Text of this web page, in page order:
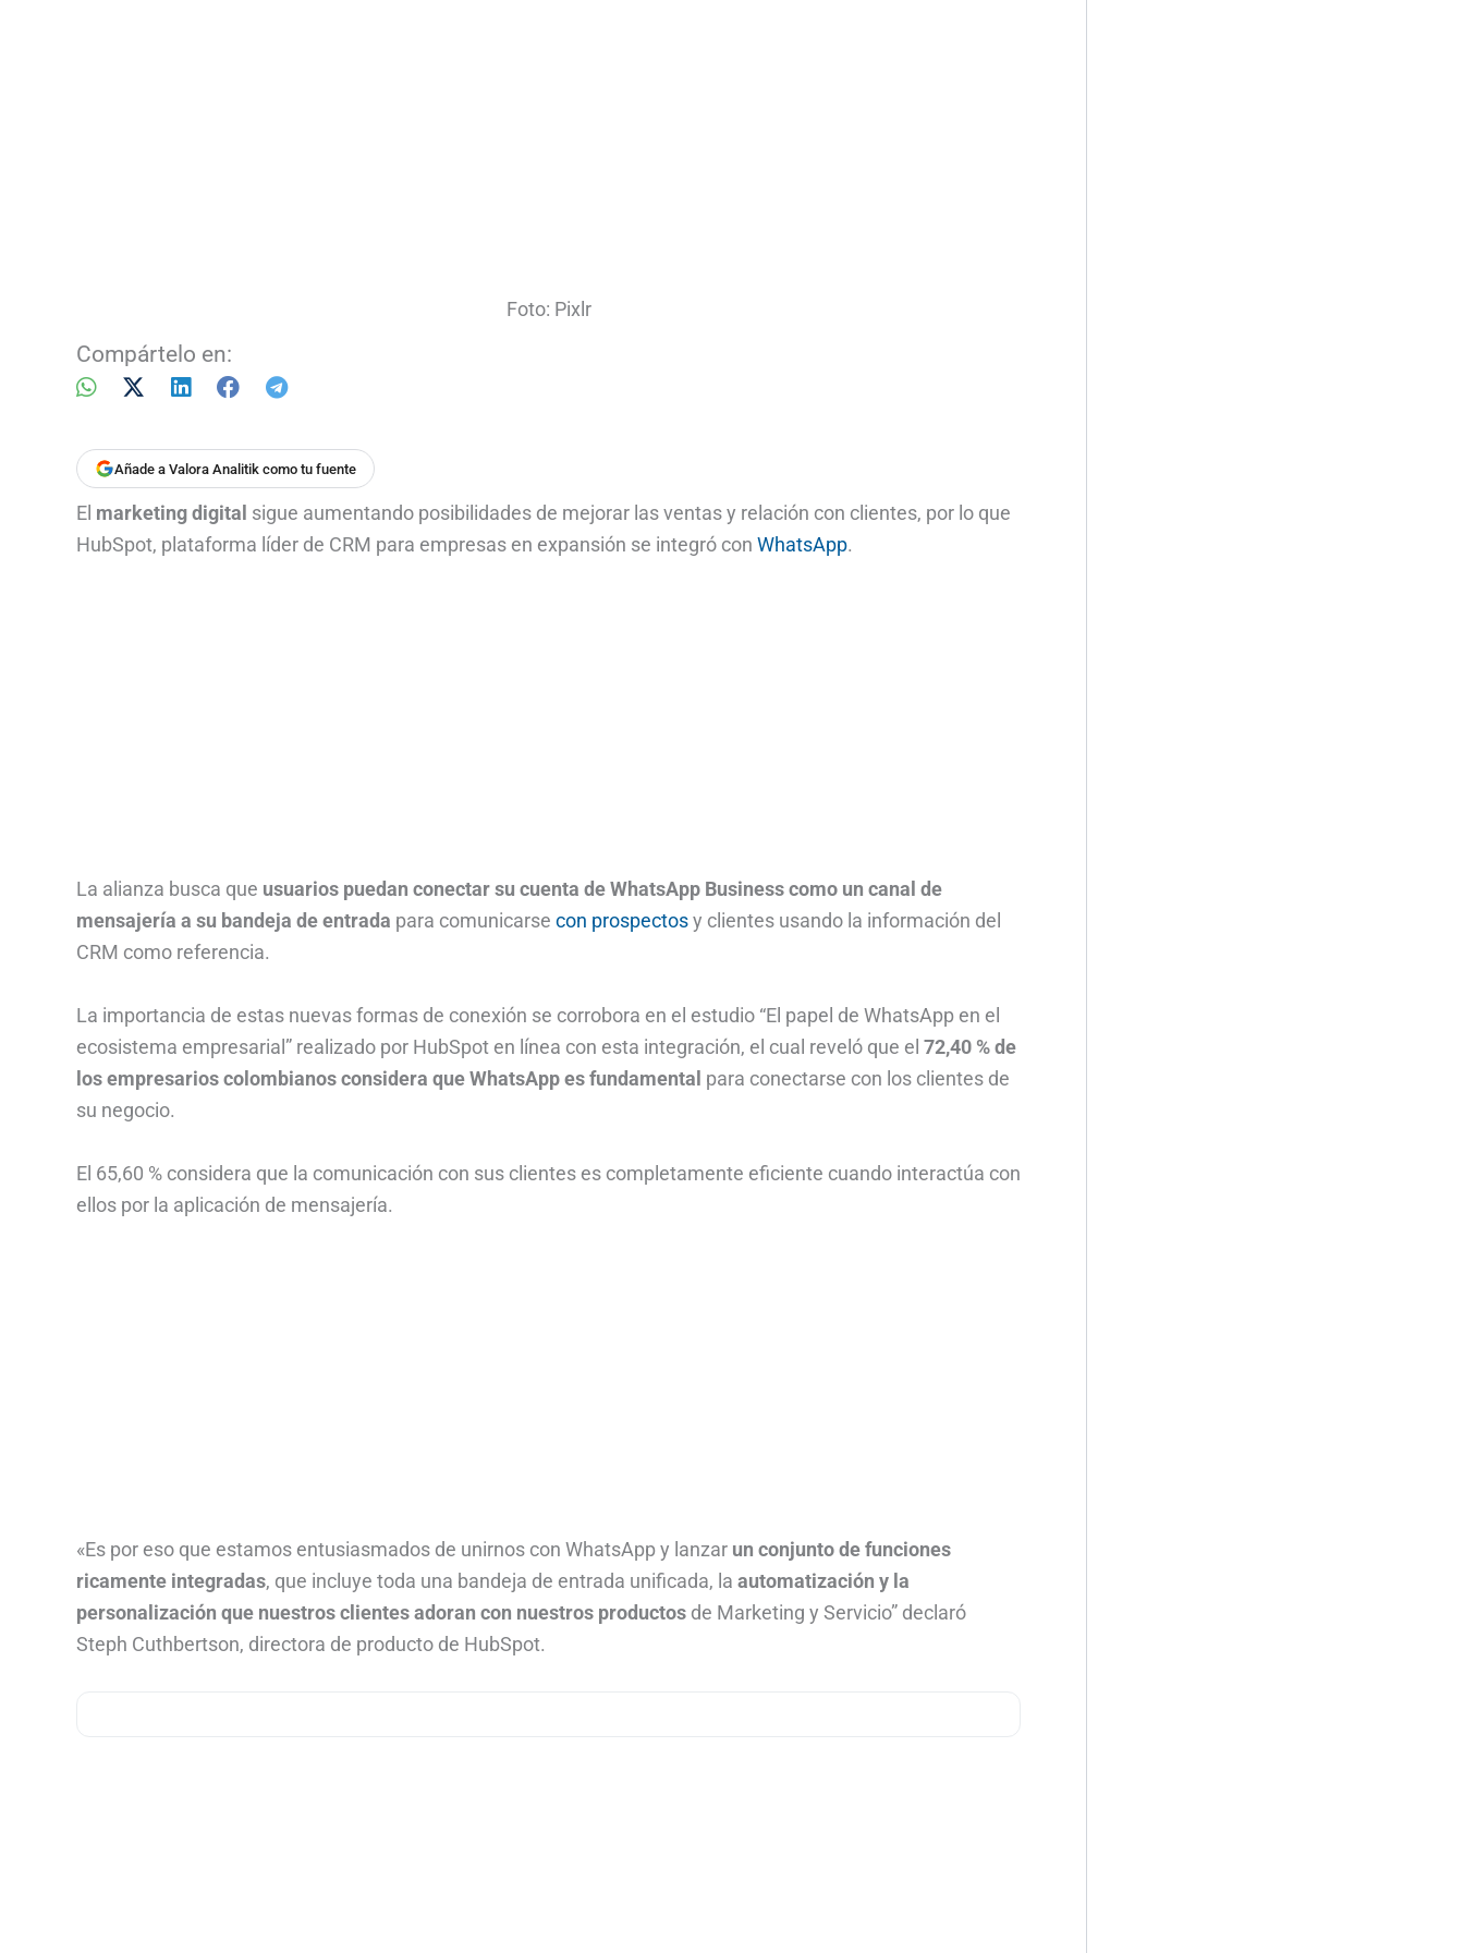
Foto: Pixlr
Compártelo en:
Añade a Valora Analitik como tu fuente
El marketing digital sigue aumentando posibilidades de mejorar las ventas y relación con clientes, por lo que
HubSpot, plataforma líder de CRM para empresas en expansión se integró con WhatsApp.
La alianza busca que usuarios puedan conectar su cuenta de WhatsApp Business como un canal de
mensajería a su bandeja de entrada para comunicarse con prospectosy clientes usando la información del
CRM como referencia.
La importancia de estas nuevas formas de conexión se corrobora en el estudio “El papel de WhatsApp en el
ecosistema empresarial” realizado por HubSpot en línea con esta integración, el cual reveló que el 72,40 % de
los empresarios colombianos considera que WhatsApp es fundamental para conectarse con los clientes de
su negocio.
El 65,60 % considera que la comunicación con sus clientes es completamente eficiente cuando interactúa con
ellos por la aplicación de mensajería.
«Es por eso que estamos entusiasmados de unirnos con WhatsApp y lanzar un conjunto de funciones
ricamente integradas, que incluye toda una bandeja de entrada unificada, la automatización y la
personalización que nuestros clientes adoran con nuestros productos de Marketing y Servicio” declaró
Steph Cuthbertson, directora de producto de HubSpot.